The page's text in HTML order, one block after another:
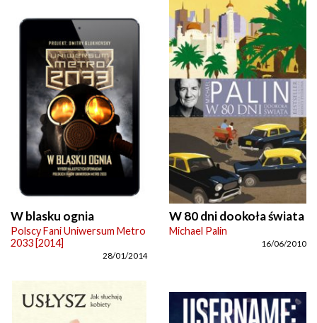
W blasku ognia
Polscy Fani Uniwersum Metro
2033 [2014]
28/01/2014
W 80 dni dookoła świata
Michael Palin
16/06/2010